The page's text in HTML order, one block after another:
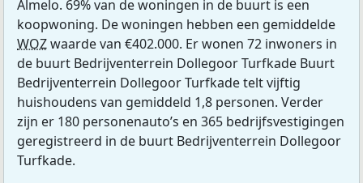
Almelo. 69% van de woningen in de buurt is een
koopwoning. De woningen hebben een gemiddelde
WOZwaarde van €402.000. Er wonen 72 inwoners in
de buurt Bedrijventerrein Dollegoor Turfkade Buurt
Bedrijventerrein Dollegoor Turfkade telt vijftig
huishoudens van gemiddeld 1,8 personen. Verder
zijn er 180 personenauto’s en 365 bedrijfsvestigingen
geregistreerd in de buurt Bedrijventerrein Dollegoor
Turfkade.